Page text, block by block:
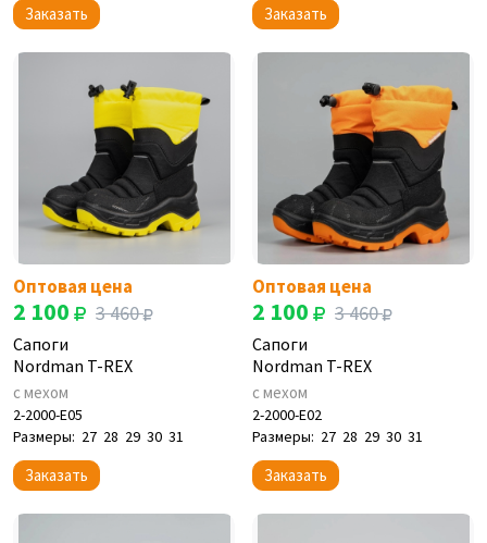
Заказать Заказать
Оптовая цена
2 100 3 460
Сапоги
Nordman T-REX
с мехом
2-2000-E05
Размеры: 27 28 29 30 31
Заказать
Оптовая цена
2 100 3 460
Сапоги
Nordman T-REX
с мехом
2-2000-E02
Размеры: 27 28 29 30 31
Заказать